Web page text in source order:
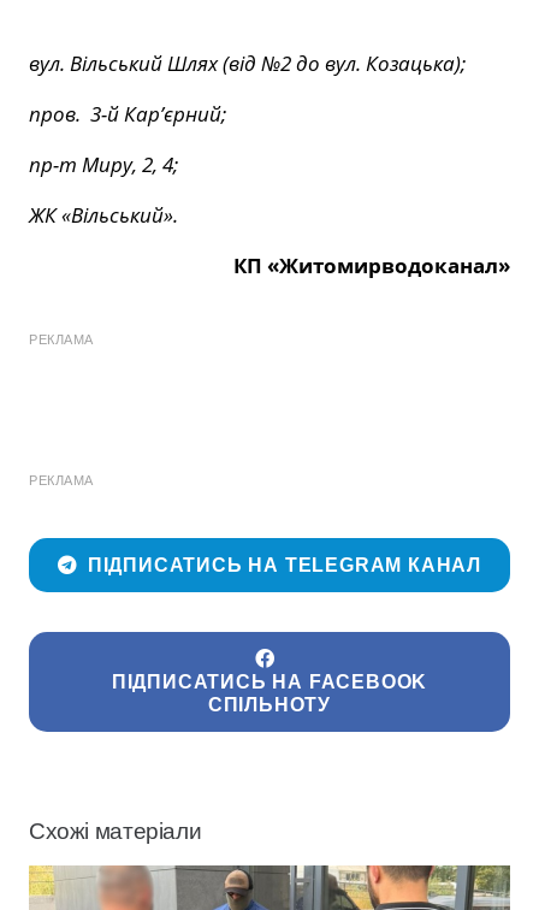
вул. Вільський Шлях (від №2 до вул. Козацька);
пров. 3-й Кар’єрний;
пр-т Миру, 2, 4;
ЖК «Вільський».
КП «Житомирводоканал»
РЕКЛАМА
РЕКЛАМА
ПІДПИСАТИСЬ НА TELEGRAM КАНАЛ
ПІДПИСАТИСЬ НА FACEBOOK
СПІЛЬНОТУ
Схожі матеріали